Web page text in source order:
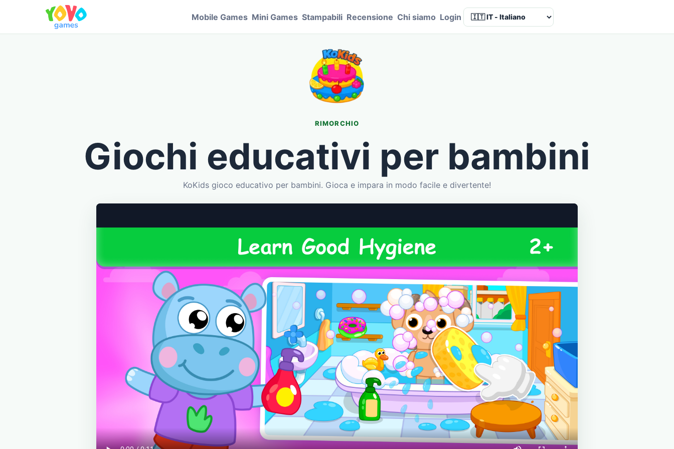
Mobile Games Mini Games Stampabili Recensione Chi siamo Login Language
RIMORCHIO
Giochi educativi per bambini
KoKids gioco educativo per bambini. Gioca e impara in modo facile e divertente!